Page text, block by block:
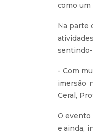
como um
Na parte
sentindo-
- Com
imersão
Geral,
O evento
e ainda,